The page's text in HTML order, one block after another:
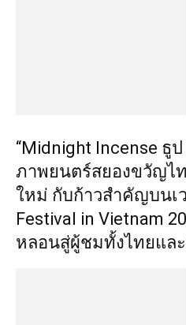
“Midnight Incense
ภาพยนตร์สยองขวัญไ
ใหม่ กับก้าวสำคัญบนเว
Festival in Vietnam
หลอนสู่ผู้ชมทั้งไทยและ